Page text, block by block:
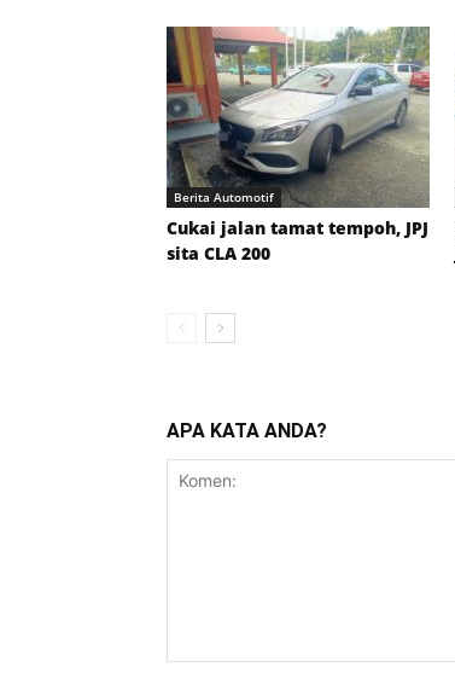
Berita Automotif
Cukai jalan tamat tempoh, JPJ
sita CLA 200
APA KATA ANDA?